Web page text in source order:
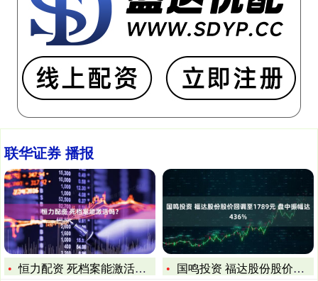
联华证券 播报
恒力配资 死档案能激活吗？
国鸣投资 福达股份股价回调至1789元 盘中振幅达436%